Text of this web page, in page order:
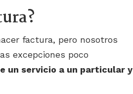
factura, pero nosotros
excepciones poco
un servicio a un particular y